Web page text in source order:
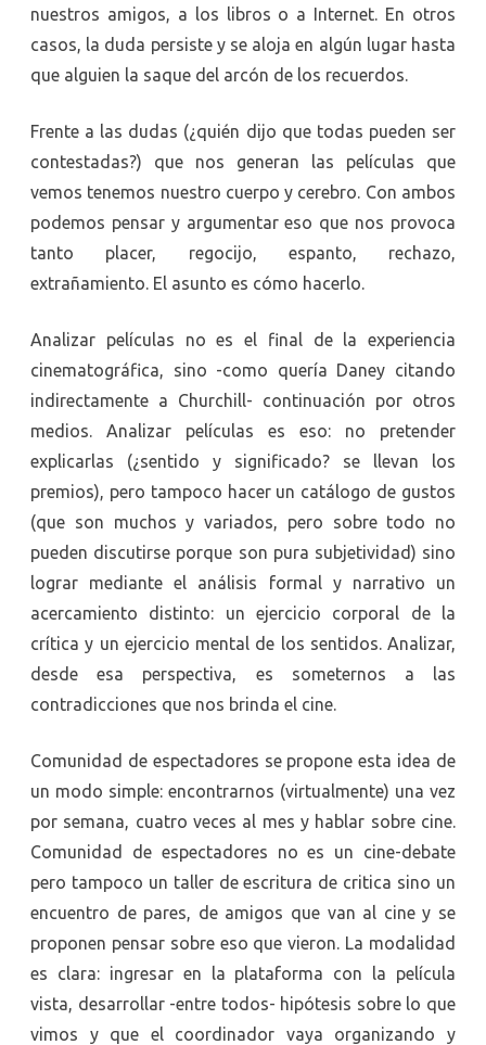
nuestros amigos, a los libros o a Internet. En otros
casos, la duda persiste y se aloja en algún lugar hasta
que alguien la saque del arcón de los recuerdos.
Frente a las dudas (¿quién dijo que todas pueden ser
contestadas?) que nos generan las películas que
vemos tenemos nuestro cuerpo y cerebro. Con ambos
podemos pensar y argumentar eso que nos provoca
tanto placer, regocijo, espanto, rechazo,
extrañamiento. El asunto es cómo hacerlo.
Analizar películas no es el final de la experiencia
cinematográfica, sino -como quería Daney citando
indirectamente a Churchill- continuación por otros
medios. Analizar películas es eso: no pretender
explicarlas (¿sentido y significado? se llevan los
premios), pero tampoco hacer un catálogo de gustos
(que son muchos y variados, pero sobre todo no
pueden discutirse porque son pura subjetividad) sino
lograr mediante el análisis formal y narrativo un
acercamiento distinto: un ejercicio corporal de la
crítica y un ejercicio mental de los sentidos. Analizar,
desde esa perspectiva, es someternos a las
contradicciones que nos brinda el cine.
Comunidad de espectadores se propone esta idea de
un modo simple: encontrarnos (virtualmente) una vez
por semana, cuatro veces al mes y hablar sobre cine.
Comunidad de espectadores no es un cine-debate
pero tampoco un taller de escritura de critica sino un
encuentro de pares, de amigos que van al cine y se
proponen pensar sobre eso que vieron. La modalidad
es clara: ingresar en la plataforma con la película
vista, desarrollar -entre todos- hipótesis sobre lo que
vimos y que el coordinador vaya organizando y